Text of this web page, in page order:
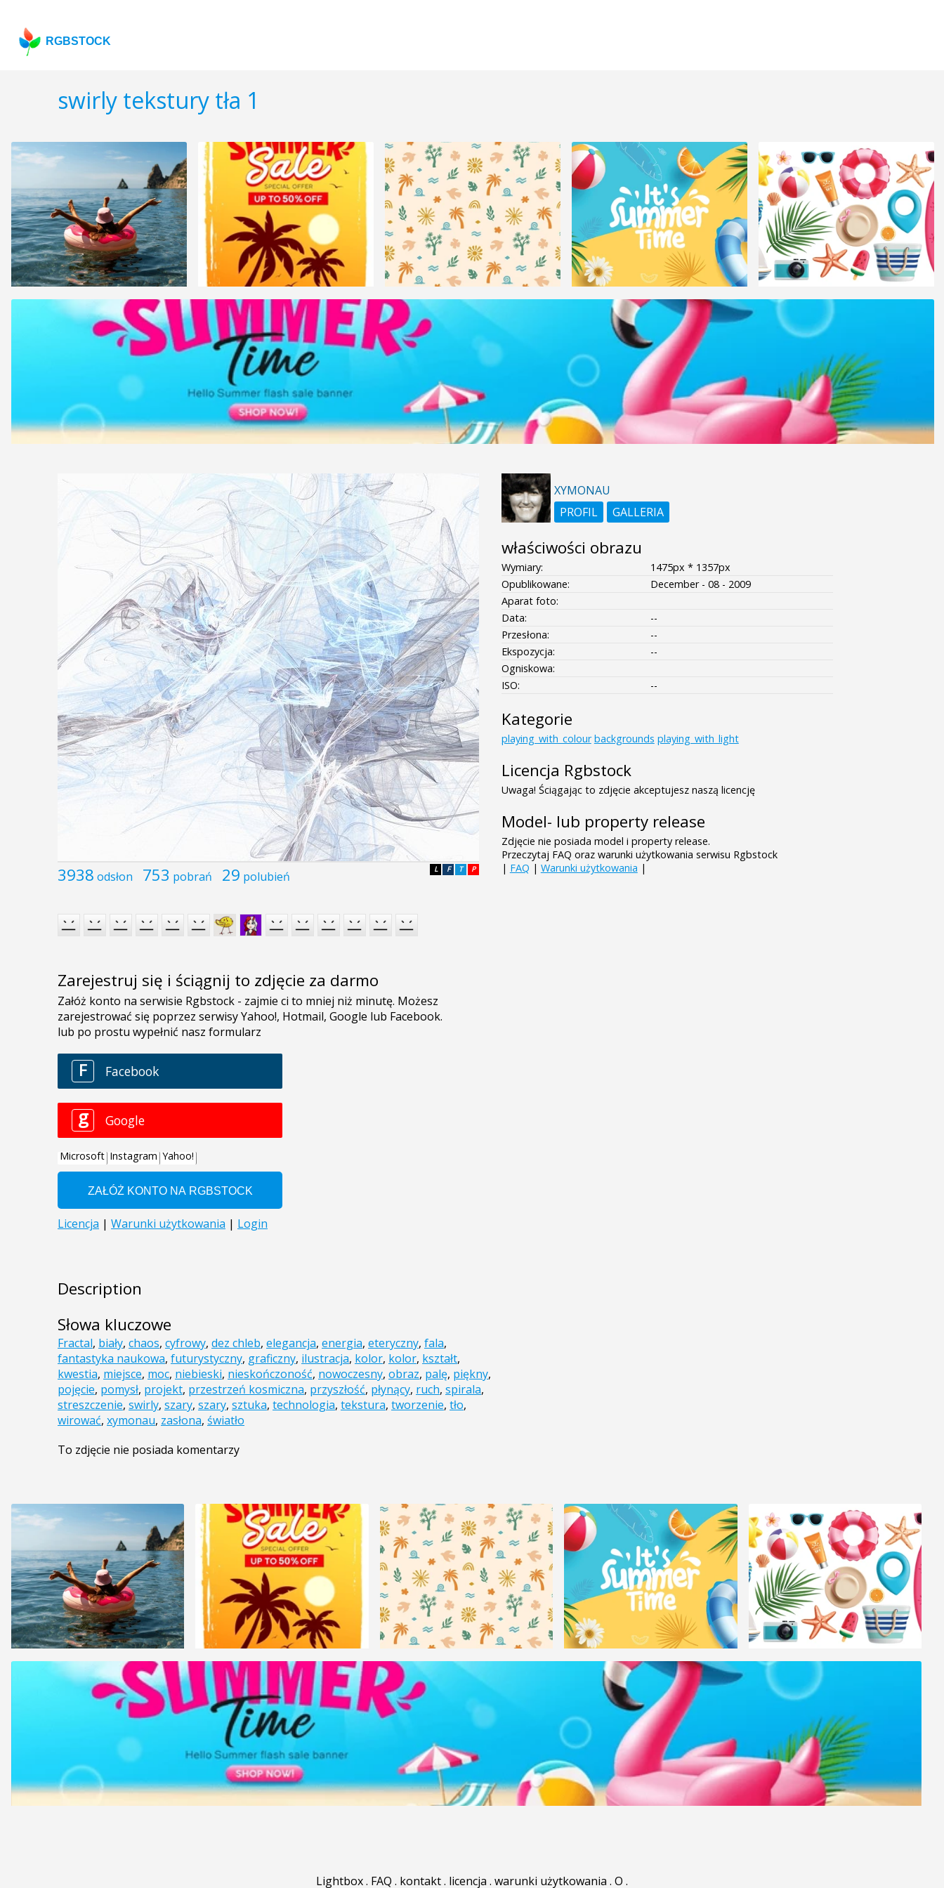
RGBSTOCK
swirly tekstury tła 1
3938 odsłon 753 pobrań 29 polubień P
T
F
L
Zarejestruj się i ściągnij to zdjęcie za darmo
Description
Słowa kluczowe
Fractal, biały, chaos, cyfrowy, dez chleb, elegancja, energia, eteryczny, fala,
fantastyka naukowa, futurystyczny, graficzny, ilustracja, kolor, kolor, kształt,
kwestia, miejsce, moc, niebieski, nieskończoność, nowoczesny, obraz, palę, piękny,
pojęcie, pomysł, projekt, przestrzeń kosmiczna, przyszłość, płynący, ruch, spirala,
streszczenie, swirly, szary, szary, sztuka, technologia, tekstura, tworzenie, tło,
wirować, xymonau, zasłona, światło
To zdjęcie nie posiada komentarzy
XYMONAU
PROFIL
GALLERIA
właściwości obrazu
Wymiary:
1475px * 1357px
Opublikowane:
December - 08 - 2009
Aparat foto:
Data:
--
Przesłona:
--
Ekspozycja:
--
Ogniskowa:
ISO:
--
Kategorie
playing_with_colour backgrounds playing_with_light
Licencja Rgbstock
Uwaga! Ściągając to zdjęcie akceptujesz naszą licencję
Model- lub property release
Zdjęcie nie posiada model i property release.
Przeczytaj FAQ oraz warunki użytkowania serwisu Rgbstock
| FAQ | Warunki użytkowania |
Lightbox. FAQ . kontakt. licencja . warunki użytkowania . O .